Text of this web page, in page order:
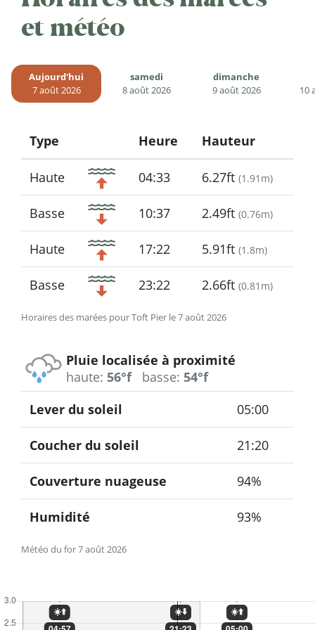
et météo
Aujourd'hui
7 août 2026
samedi
8 août 2026
dimanche
9 août 2026
10
Horaires des marées pour Toft Pier le 7 août 2026
Type
Icon
Heure Hauteur
Haute 04:33 6.27ft (1.91m)
Basse 10:37 2.49ft (0.76m)
Haute 17:22 5.91ft (1.8m)
Basse 23:22 2.66ft (0.81m)
Pluie localisée à proximité
haute: 56°f basse: 54°f
Météo du for 7 août 2026
Lever du soleil 05:00
Coucher du soleil 21:20
Couverture nuageuse 94%
Humidité 93%